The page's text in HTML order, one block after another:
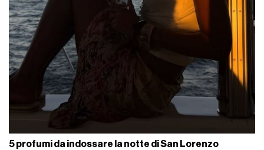
5 profumi da indossare la notte di San Lorenzo